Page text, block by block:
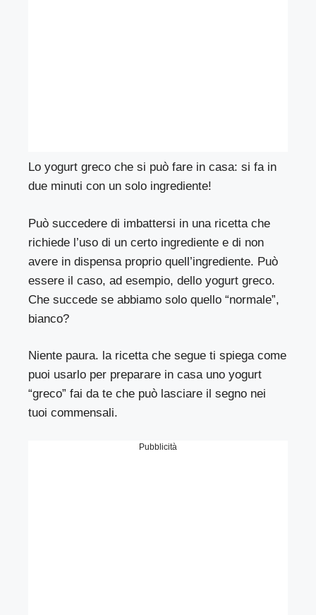
Lo yogurt greco che si può fare in casa: si fa in
due minuti con un solo ingrediente!
Può succedere di imbattersi in una ricetta che
richiede l’uso di un certo ingrediente e di non
avere in dispensa proprio quell’ingrediente. Può
essere il caso, ad esempio, dello yogurt greco.
Che succede se abbiamo solo quello “normale”,
bianco?
Niente paura. la ricetta che segue ti spiega come
puoi usarlo per preparare in casa uno yogurt
“greco” fai da te che può lasciare il segno nei
tuoi commensali.
Pubblicità